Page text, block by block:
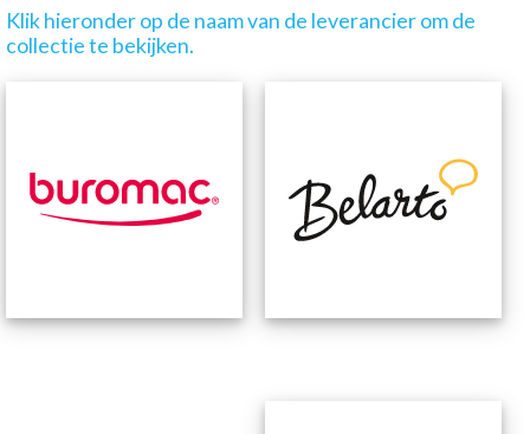
Klik hieronder op de naam van de leverancier om de
collectie te bekijken.